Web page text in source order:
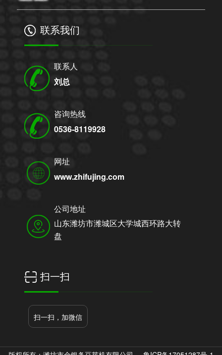
联系我们
联系人
刘总
咨询热线
0536-8119928
网址
www.zhifujing.com
公司地址
山东潍坊市潍城区大学城西环路大转
盘
扫一扫
扫一扫，加微信